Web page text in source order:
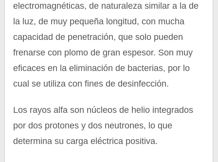
electromagnéticas, de naturaleza similar a la de
la luz, de muy pequeña longitud, con mucha
capacidad de penetración, que solo pueden
frenarse con plomo de gran espesor. Son muy
eficaces en la eliminación de bacterias, por lo
cual se utiliza con fines de desinfección.
Los rayos alfa son núcleos de helio integrados
por dos protones y dos neutrones, lo que
determina su carga eléctrica positiva.